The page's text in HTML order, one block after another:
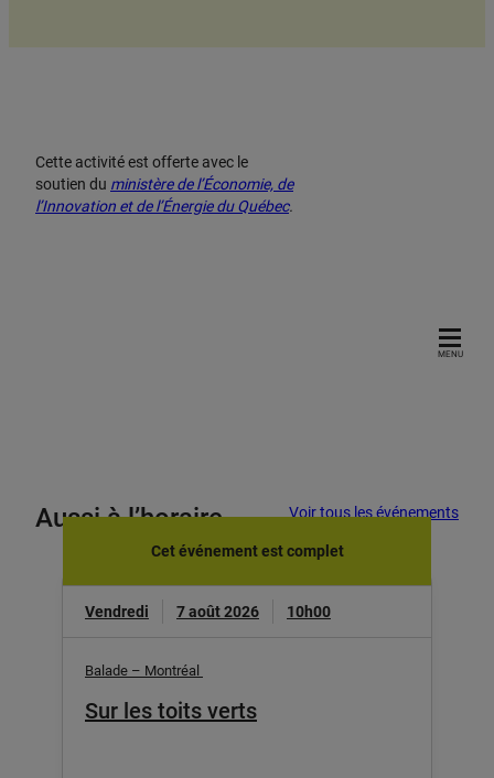
MENU
Cette activité est offerte avec le
soutien du ministère de l’Économie, de
l’Innovation et de l’Énergie du Québec.
Aussi à l’horaire Voir tous les événements
Cet événement est complet
Vendredi 7 août 2026 10h00
Balade – Montréal
Sur les toits verts